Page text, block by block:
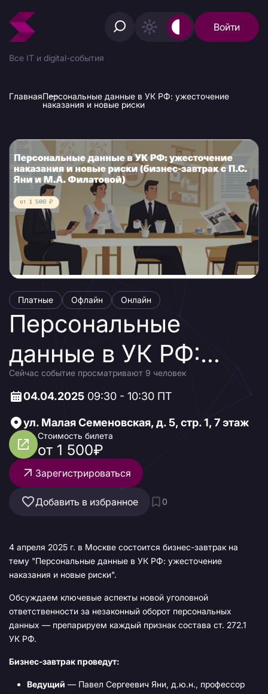
Войти
Все IT и digital-события
ГлавнаяПерсональные данные в УК РФ: ужесточение
наказания и новые риски
Платные Офлайн Онлайн
Персональные
данные в УК РФ:
ужесточение
наказания и новые
риски
Сейчас событие просматривают 9 человек
04.04.2025 09:30 - 10:30 ПТ
ул. Малая Семеновская, д. 5, стр. 1, 7 этаж
Стоимость билета
от 1 500₽
Зарегистрироваться
Добавить в избранное 0
4 апреля 2025 г. в Москве состоится бизнес-завтрак на
тему "Персональные данные в УК РФ: ужесточение
наказания и новые риски".
Обсуждаем ключевые аспекты новой уголовной
ответственности за незаконный оборот персональных
данных — препарируем каждый признак состава ст. 272.1
УК РФ.
Бизнес-завтрак проведут:
Ведущий — Павел Сергеевич Яни, д.ю.н., профессор